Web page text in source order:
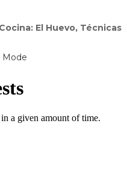
El Huevo, Técnicas
Mode